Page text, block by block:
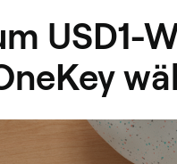
USD1-